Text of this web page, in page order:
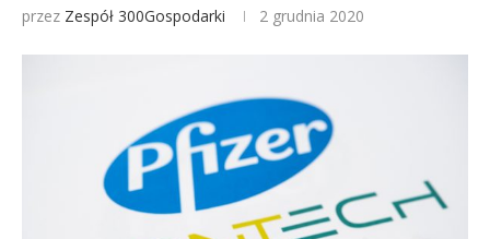
przez Zespół 300Gospodarki 2 grudnia 2020